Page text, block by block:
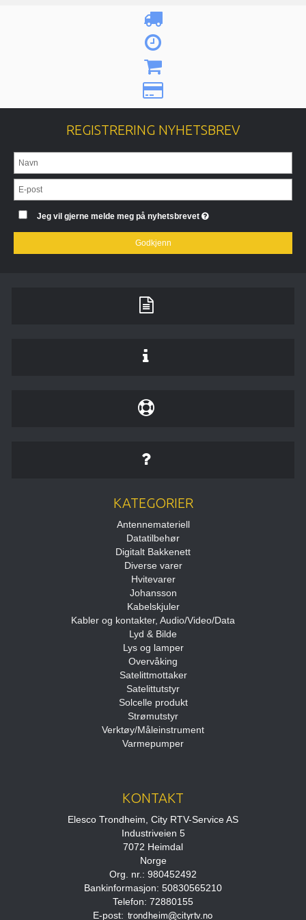
REGISTRERING NYHETSBREV
Jeg vil gjerne melde meg på nyhetsbrevet
Godkjenn
KATEGORIER
Antennemateriell
Datatilbehør
Digitalt Bakkenett
Diverse varer
Hvitevarer
Johansson
Kabelskjuler
Kabler og kontakter, Audio/Video/Data
Lyd & Bilde
Lys og lamper
Overvåking
Satelittmottaker
Satelittutstyr
Solcelle produkt
Strømutstyr
Verktøy/Måleinstrument
Varmepumper
KONTAKT
Elesco Trondheim, City RTV-Service AS
Industriveien 5
7072 Heimdal
Norge
Org. nr.: 980452492
Bankinformasjon: 50830565210
Telefon: 72880155
E-post: